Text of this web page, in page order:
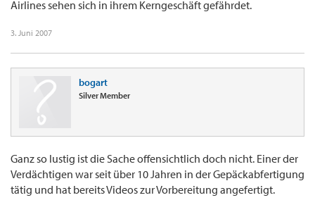
Airlines sehen sich in ihrem Kerngeschäft gefährdet.
3. Juni 2007
bogart
Silver Member
Ganz so lustig ist die Sache offensichtlich doch nicht. Einer der
Verdächtigen war seit über 10 Jahren in der Gepäckabfertigung
tätig und hat bereits Videos zur Vorbereitung angefertigt.